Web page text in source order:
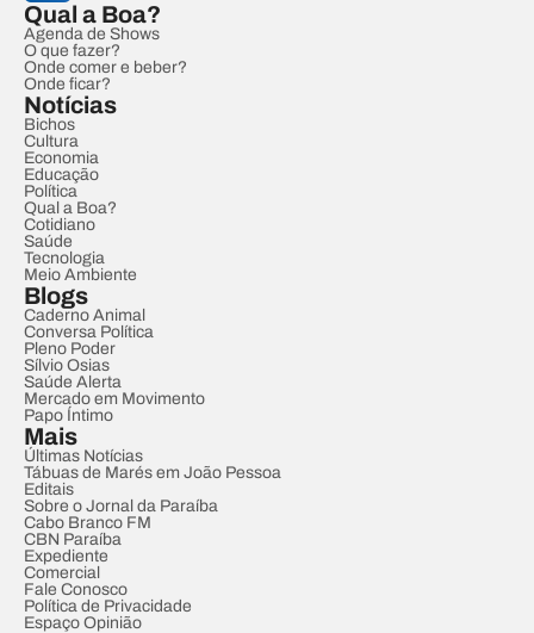
Qual a Boa?
Agenda de Shows
O que fazer?
Onde comer e beber?
Onde ficar?
Notícias
Bichos
Cultura
Economia
Educação
Política
Qual a Boa?
Cotidiano
Saúde
Tecnologia
Meio Ambiente
Blogs
Caderno Animal
Conversa Política
Pleno Poder
Sílvio Osias
Saúde Alerta
Mercado em Movimento
Papo Íntimo
Mais
Últimas Notícias
Tábuas de Marés em João Pessoa
Editais
Sobre o Jornal da Paraíba
Cabo Branco FM
CBN Paraíba
Expediente
Comercial
Fale Conosco
Política de Privacidade
Espaço Opinião